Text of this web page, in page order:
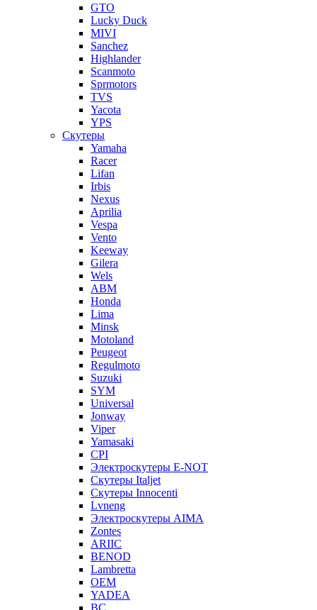
GTO
Lucky Duck
MIVI
Sanchez
Highlander
Scanmoto
Sprmotors
TVS
Yacota
YPS
Скутеры
Yamaha
Racer
Lifan
Irbis
Nexus
Aprilia
Vespa
Vento
Keeway
Gilera
Wels
ABM
Honda
Lima
Minsk
Motoland
Peugeot
Regulmoto
Suzuki
SYM
Universal
Jonway
Viper
Yamasaki
CPI
Электроскутеры E-NOT
Скутеры Italjet
Скутеры Innocenti
Lvneng
Электроскутеры AIMA
Zontes
ARIIC
BENOD
Lambretta
OEM
YADEA
BC